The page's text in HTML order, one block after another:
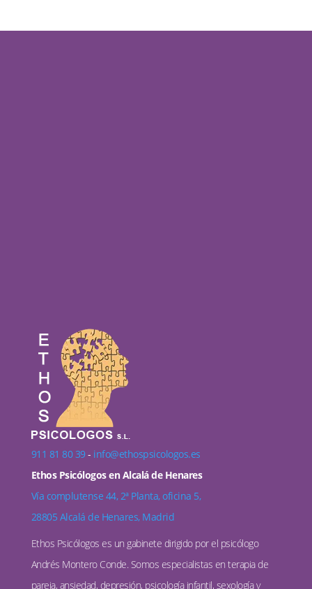
911 81 80 39- info@ethospsicologos.es
Ethos Psicólogos en Alcalá de Henares
Vía complutense 44, 2ª Planta, oficina 5,
28805 Alcalá de Henares, Madrid
Ethos Psicólogos es un gabinete dirigido por el psicólogo
Andrés Montero Conde. Somos especialistas en terapia de
pareja, ansiedad, depresión, psicología infantil, sexología y